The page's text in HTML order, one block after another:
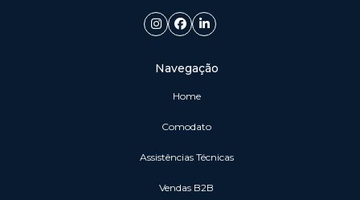
Navegação
Home
Comodato
Assistências Técnicas
vendas B2B